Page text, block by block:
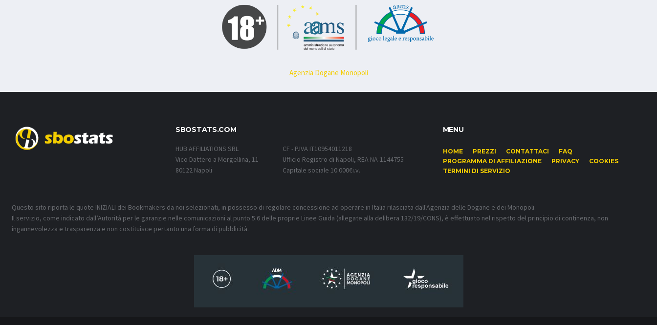
Agenzia Dogane Monopoli
SBOSTATS.COM
HUB AFFILIATIONS SRL
Vico Dattero a Mergellina, 11
80122 Napoli
CF - P.IVA IT10954011218
Ufficio Registro di Napoli, REA NA-1144755
Capitale sociale 10.000€i.v.
MENU
HOME PREZZI CONTATTACI
FAQ
PROGRAMMA DI AFFILIAZIONE
PRIVACY
COOKIES
TERMINI DI SERVIZIO
Questo sito riporta le quote INIZIALI dei Bookmakers da noi selezionati, in possesso di regolare concessione ad operare in Italia rilasciata dall'Agenzia delle Dogane e dei Monopoli.
Il servizio, come indicato dall’Autorità per le garanzie nelle comunicazioni al punto 5.6 delle proprie Linee Guida (allegate alla delibera 132/19/CONS), è effettuato nel rispetto del principio di continenza, non
ingannevolezza e trasparenza e non costituisce pertanto una forma di pubblicità.